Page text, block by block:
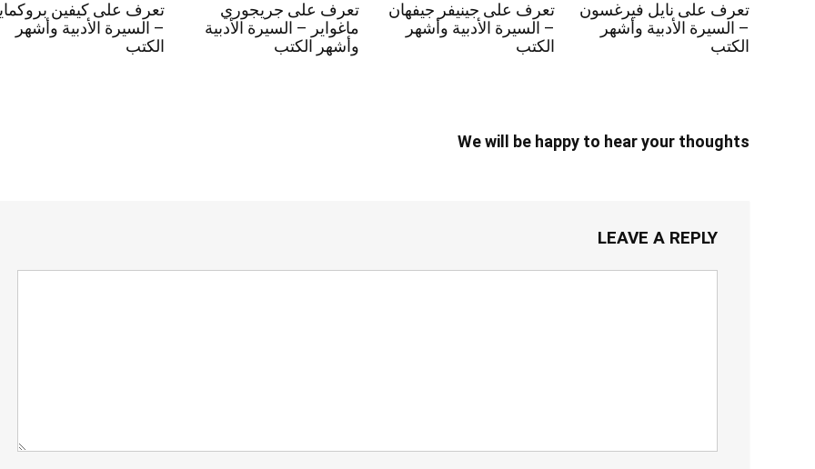
تعرف على نايل فيرغسون
– السيرة الأدبية وأشهر
الكتب
تعرف على جينيفر جيفهان
– السيرة الأدبية وأشهر
الكتب
تعرف على جريجوري
ماغواير – السيرة الأدبية
وأشهر الكتب
تعرف على كيفين
– السيرة الأدبية وأشهر
الكتب
We will be happy to hear your thoughts
LEAVE A REPLY